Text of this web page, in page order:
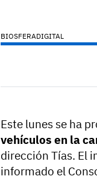
BIOSFERADIGITAL
Este lunes se ha
vehículos en la
dirección Tías. El
informado el